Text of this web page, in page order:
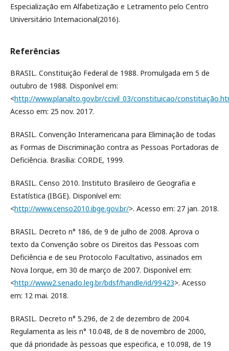
Especialização em Alfabetização e Letramento pelo Centro
Universitário Internacional(2016).
Referências
BRASIL. Constituição Federal de 1988. Promulgada em 5 de
outubro de 1988. Disponível em:
<http://www.planalto.gov.br/ccivil_03/constituicao/
Acesso em: 25 nov. 2017.
BRASIL. Convenção Interamericana para Eliminação de todas
as Formas de Discriminação contra as Pessoas Portadoras de
Deficiência. Brasília: CORDE, 1999.
BRASIL. Censo 2010. Instituto Brasileiro de Geografia e
Estatística (IBGE). Disponível em:
<http://www.censo2010.ibge.gov.br/>. Acesso em: 27 jan. 2018.
BRASIL. Decreto n° 186, de 9 de julho de 2008. Aprova o
texto da Convenção sobre os Direitos das Pessoas com
Deficiência e de seu Protocolo Facultativo, assinados em
Nova Iorque, em 30 de março de 2007. Disponível em:
<http://www2.senado.leg.br/bdsf/handle/id/99423>. Acesso
em: 12 mai. 2018.
BRASIL. Decreto n° 5.296, de 2 de dezembro de 2004.
Regulamenta as leis n° 10.048, de 8 de novembro de 2000,
que dá prioridade às pessoas que especifica, e 10.098, de 19